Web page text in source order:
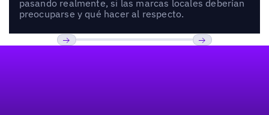
pasando realmente, si las marcas locales deberían
preocuparse y qué hacer al respecto.